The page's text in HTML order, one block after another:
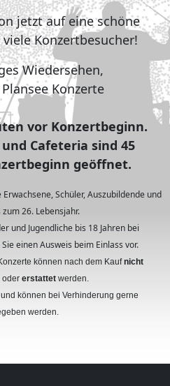
jetzt auf eine schöne
Konzertbesucher!
Wiedersehen,
Konzerte
vor Konzertbeginn.
Cafeteria sind 45
geöffnet.
Schüler, Auszubildende und
26. Lebensjahr.
und Jugendliche bis 18 Jahren bei
einen Ausweis beim Einlass vor.
können nach dem Kaufnicht
oder erstattetwerden.
können bei Verhinderung gerne
werden.